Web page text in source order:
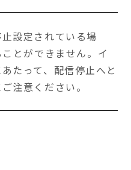
設定されている場
とができません。イ
たって、配信停止へと
注意ください。